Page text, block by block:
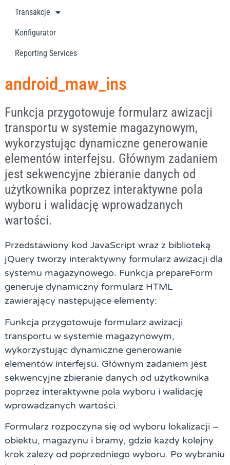
Transakcje
Konfigurator
Reporting Services
android_maw_ins
Funkcja przygotowuje formularz awizacji
transportu w systemie magazynowym,
wykorzystując dynamiczne generowanie
elementów interfejsu. Głównym zadaniem
jest sekwencyjne zbieranie danych od
użytkownika poprzez interaktywne pola
wyboru i walidację wprowadzanych
wartości.
Przedstawiony kod JavaScript wraz z biblioteką
jQuery tworzy interaktywny formularz awizacji dla
systemu magazynowego. Funkcja prepareForm
generuje dynamiczny formularz HTML
zawierający następujące elementy:
Funkcja przygotowuje formularz awizacji
transportu w systemie magazynowym,
wykorzystując dynamiczne generowanie
elementów interfejsu. Głównym zadaniem jest
sekwencyjne zbieranie danych od użytkownika
poprzez interaktywne pola wyboru i walidację
wprowadzanych wartości.
Formularz rozpoczyna się od wyboru lokalizacji –
obiektu, magazynu i bramy, gdzie każdy kolejny
krok zależy od poprzedniego wyboru. Po wybraniu